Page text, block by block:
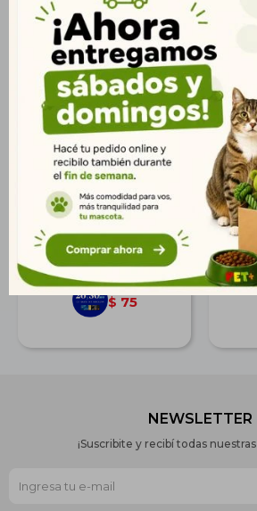
Previcox 227 mg Und.
$ 92
$ 66
$ 75
NEWSLETTER
¡Suscribite y recibí todas